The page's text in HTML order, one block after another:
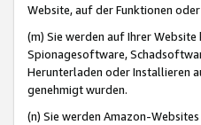
Website, auf der Funktionen
(m) Sie werden auf Ihrer
Spionagesoftware,
Herunterladen oder Installieren
genehmigt wurden.
(n) Sie werden Amazon-